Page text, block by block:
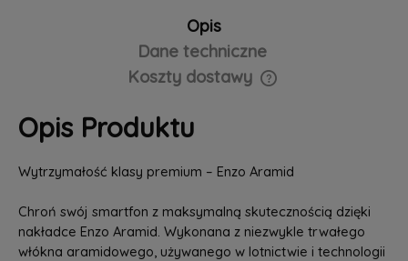
Opis
Dane techniczne
Koszty dostawy
Cena nie zawiera ewentualnych kosztów płatności
Opis Produktu
Wytrzymałość klasy premium – Enzo Aramid
Chroń swój smartfon z maksymalną skutecznością dzięki
nakładce Enzo Aramid. Wykonana z niezwykle trwałego
włókna aramidowego, używanego w lotnictwie i technologii